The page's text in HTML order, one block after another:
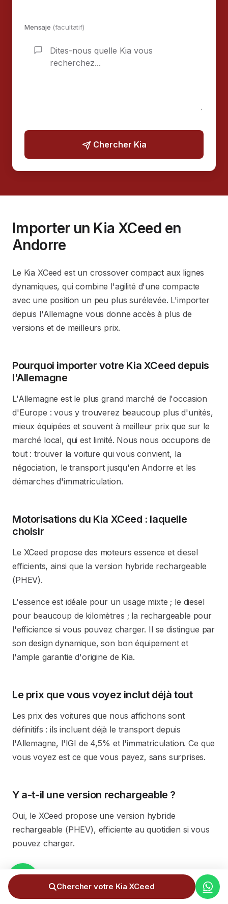
Mensaje (facultatif)
Chercher Kia
Importer un Kia XCeed en
Andorre
Le Kia XCeed est un crossover compact aux lignes
dynamiques, qui combine l'agilité d'une compacte
avec une position un peu plus surélevée. L'importer
depuis l'Allemagne vous donne accès à plus de
versions et de meilleurs prix.
Pourquoi importer votre Kia XCeed depuis
l'Allemagne
L'Allemagne est le plus grand marché de l'occasion
d'Europe : vous y trouverez beaucoup plus d'unités,
mieux équipées et souvent à meilleur prix que sur le
marché local, qui est limité. Nous nous occupons de
tout : trouver la voiture qui vous convient, la
négociation, le transport jusqu'en Andorre et les
démarches d'immatriculation.
Motorisations du Kia XCeed : laquelle
choisir
Le XCeed propose des moteurs essence et diesel
efficients, ainsi que la version hybride rechargeable
(PHEV).
L'essence est idéale pour un usage mixte ; le diesel
pour beaucoup de kilomètres ; la rechargeable pour
l'efficience si vous pouvez charger. Il se distingue par
son design dynamique, son bon équipement et
l'ample garantie d'origine de Kia.
Le prix que vous voyez inclut déjà tout
Les prix des voitures que nous affichons sont
définitifs : ils incluent déjà le transport depuis
l'Allemagne, l'IGI de 4,5% et l'immatriculation. Ce que
vous voyez est ce que vous payez, sans surprises.
Y a-t-il une version rechargeable ?
Oui, le XCeed propose une version hybride
rechargeable (PHEV), efficiente au quotidien si vous
pouvez charger.
Est-ce un SUV ou une compacte ?
C'est un crossover : il combine l'agilité d'une
Chercher votre Kia XCeed